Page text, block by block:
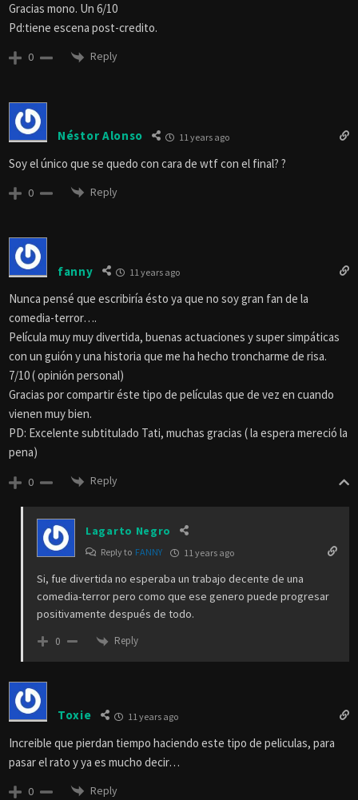
Gracias mono. Un 6/10
Pd:tiene escena post-credito.
0 Reply
Néstor Alonso 11 years ago
Soy el único que se quedo con cara de wtf con el final? ?
0 Reply
fanny 11 years ago
Nunca pensé que escribiría ésto ya que no soy gran fan de la
comedia-terror….
Película muy muy divertida, buenas actuaciones y super simpáticas
con un guión y una historia que me ha hecho troncharme de risa.
7/10 ( opinión personal)
Gracias por compartir éste tipo de películas que de vez en cuando
vienen muy bien.
PD: Excelente subtitulado Tati, muchas gracias ( la espera mereció la
pena)
0 Reply
Lagarto Negro
Reply to FANNY 11 years ago
Si, fue divertida no esperaba un trabajo decente de una
comedia-terror pero como que ese genero puede progresar
positivamente después de todo.
0 Reply
Toxie 11 years ago
Increible que pierdan tiempo haciendo este tipo de peliculas, para
pasar el rato y ya es mucho decir…
0 Reply